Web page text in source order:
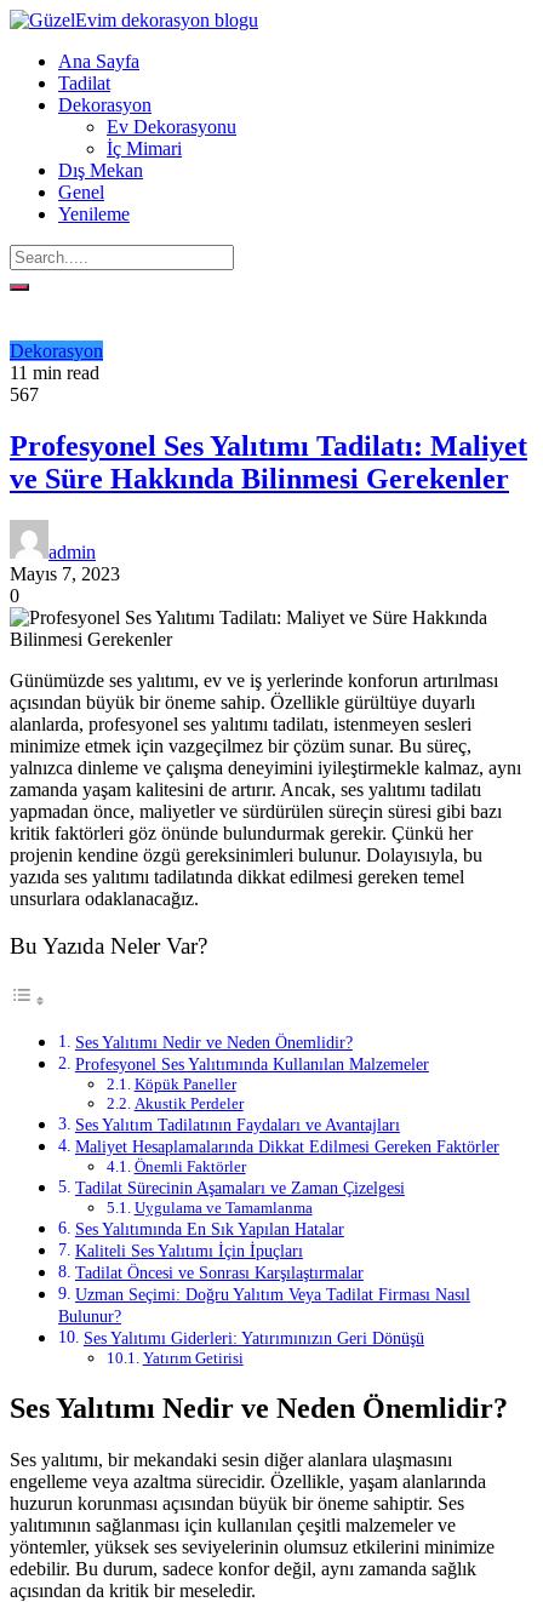
Ana Sayfa
Tadilat
Dekorasyon
Ev Dekorasyonu
İç Mimari
Dış Mekan
Genel
Yenileme
Dekorasyon
11 min read
567
Profesyonel Ses Yalıtımı Tadilatı: Maliyet
ve Süre Hakkında Bilinmesi Gerekenler
admin
Mayıs 7, 2023
0
Günümüzde ses yalıtımı, ev ve iş yerlerinde konforun artırılması
açısından büyük bir öneme sahip. Özellikle gürültüye duyarlı
alanlarda, profesyonel ses yalıtımı tadilatı, istenmeyen sesleri
minimize etmek için vazgeçilmez bir çözüm sunar. Bu süreç,
yalnızca dinleme ve çalışma deneyimini iyileştirmekle kalmaz, aynı
zamanda yaşam kalitesini de artırır. Ancak, ses yalıtımı tadilatı
yapmadan önce, maliyetler ve sürdürülen süreçin süresi gibi bazı
kritik faktörleri göz önünde bulundurmak gerekir. Çünkü her
projenin kendine özgü gereksinimleri bulunur. Dolayısıyla, bu
yazıda ses yalıtımı tadilatında dikkat edilmesi gereken temel
unsurlara odaklanacağız.
Bu Yazıda Neler Var?
Ses Yalıtımı Nedir ve Neden Önemlidir?
Profesyonel Ses Yalıtımında Kullanılan Malzemeler
Köpük Paneller
Akustik Perdeler
Ses Yalıtım Tadilatının Faydaları ve Avantajları
Maliyet Hesaplamalarında Dikkat Edilmesi Gereken Faktörler
Önemli Faktörler
Tadilat Sürecinin Aşamaları ve Zaman Çizelgesi
Uygulama ve Tamamlanma
Ses Yalıtımında En Sık Yapılan Hatalar
Kaliteli Ses Yalıtımı İçin İpuçları
Tadilat Öncesi ve Sonrası Karşılaştırmalar
Uzman Seçimi: Doğru Yalıtım Veya Tadilat Firması Nasıl
Bulunur?
Ses Yalıtımı Giderleri: Yatırımınızın Geri Dönüşü
Yatırım Getirisi
Ses Yalıtımı Nedir ve Neden Önemlidir?
Ses yalıtımı, bir mekandaki sesin diğer alanlara ulaşmasını
engelleme veya azaltma sürecidir. Özellikle, yaşam alanlarında
huzurun korunması açısından büyük bir öneme sahiptir. Ses
yalıtımının sağlanması için kullanılan çeşitli malzemeler ve
yöntemler, yüksek ses seviyelerinin olumsuz etkilerini minimize
edebilir. Bu durum, sadece konfor değil, aynı zamanda sağlık
açısından da kritik bir meseledir.